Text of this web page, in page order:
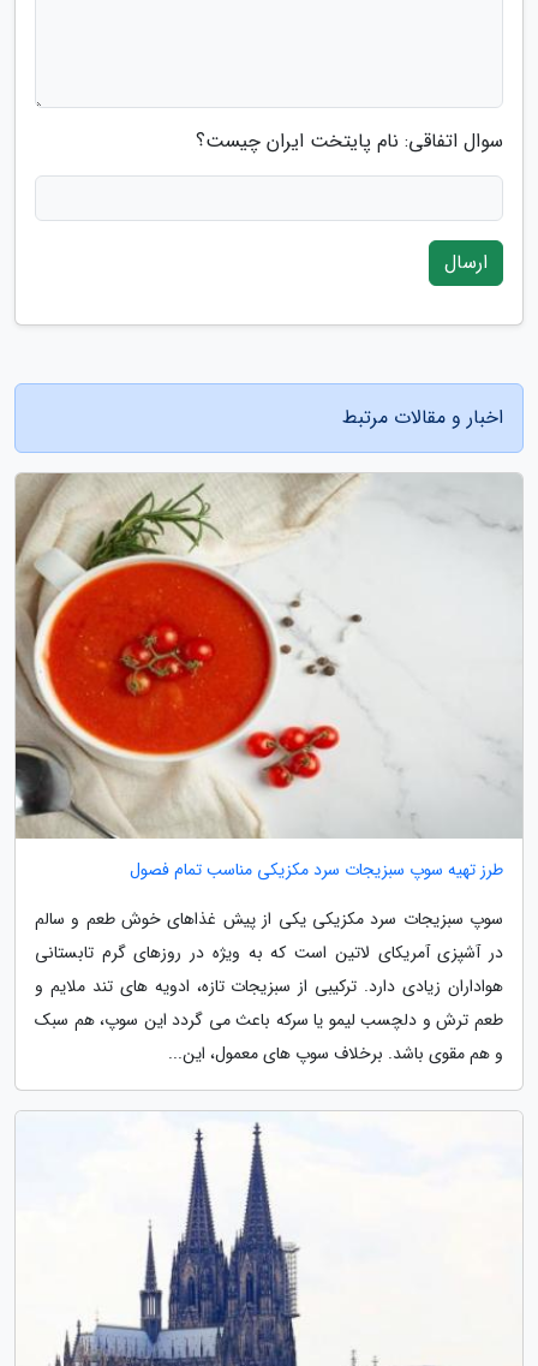
سوال اتفاقی: نام پایتخت ایران چیست؟
ارسال
اخبار و مقالات مرتبط
طرز تهیه سوپ سبزیجات سرد مکزیکی مناسب تمام فصول
سوپ سبزیجات سرد مکزیکی یکی از پیش غذاهای خوش طعم و سالم
در آشپزی آمریکای لاتین است که به ویژه در روزهای گرم تابستانی
هواداران زیادی دارد. ترکیبی از سبزیجات تازه، ادویه های تند ملایم و
طعم ترش و دلچسب لیمو یا سرکه باعث می گردد این سوپ، هم سبک
و هم مقوی باشد. برخلاف سوپ های معمول، این...